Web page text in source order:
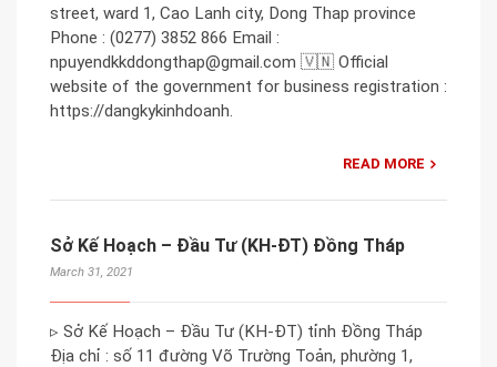
street, ward 1, Cao Lanh city, Dong Thap province
Phone : (0277) 3852 866 Email :
npuyendkkddongthap@gmail.com 🇻🇳 Official
website of the government for business registration :
https://dangkykinhdoanh.
READ MORE
Sở Kế Hoạch – Đầu Tư (KH-ĐT) Đồng Tháp
March 31, 2021
▹ Sở Kế Hoạch – Đầu Tư (KH-ĐT) tỉnh Đồng Tháp
Địa chỉ : số 11 đường Võ Trường Toản, phường 1,